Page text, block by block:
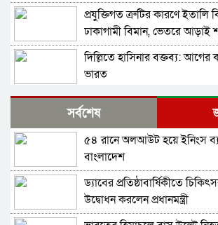
প্রযুক্তিগত ত্রুটির কারণে ইতালি
ঢাকাগামী বিমান, ভেতরে আড়াই
দিল্লিতে হাসিনার বক্তব্য:
ভারত
বাংলাদেশ-পাকিস্তানসহ ১৩
নিয়োগ দিল সৌদি আরব
ভারতের চিকেন নেক নিয়ে নতুন
শুভেন্দুর কৌশলে বদলে যাচ্ছে
সমীকরণ
সর্বশেষ
৫৪ রানে অলআউট হয়ে ইনিংস
বাংলাদেশ
ড্যাবের প্রতিষ্ঠাবার্ষিকীতে
উদ্বোধন করলেন প্রধানমন্ত্রী